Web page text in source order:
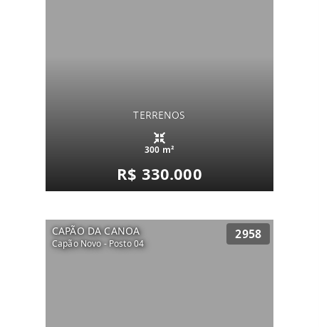
TERRENOS
300 m²
R$ 330.000
CAPÃO DA CANOA
Capão Novo - Posto 04
2958